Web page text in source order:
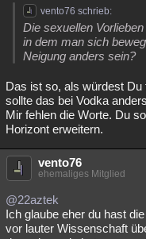
vento76 schrieb:
Die sexuellen
in dem man sich
Neigung anders sein?
Das ist so, als würdest Du
sollte das bei Vodka
Mir fehlen die Worte. Du
Horizont erweitern.
vento76
ehemaliges Mitglied
@22aztek
Ich glaube eher du hast
vor lauter Wissenschaft